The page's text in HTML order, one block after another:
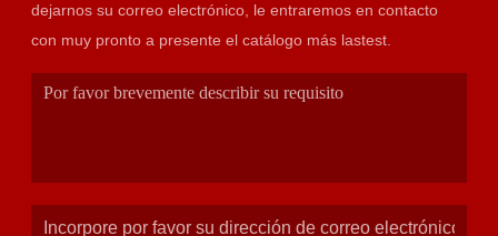
dejarnos su correo electrónico, le entraremos en contacto
con muy pronto a presente el catálogo más lastest.